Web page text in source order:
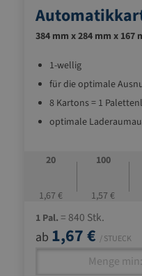
384 mm x 284 mm x 167
1-wellig
für die optimale
8 Kartons = 1
optimale
0711)
Transportmittel
20
1,67 €
100
1,57 €
1 Pal. = 840 Stk.
ab 1,67 € / STUECK